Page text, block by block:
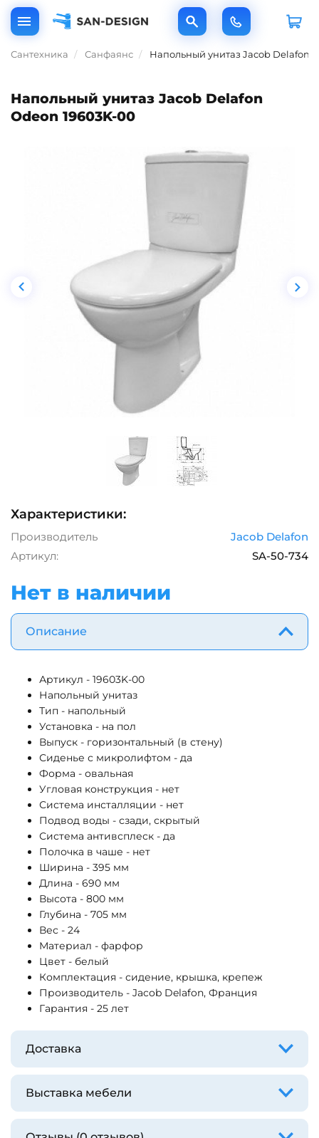
Сантехника Санфаянс Напольный унитаз Jacob Delafon
Напольный унитаз Jacob Delafon
Odeon 19603K-00
Характеристики:
Производитель
Jacob Delafon
Артикул:
SA-50-734
Нет в наличии
Описание
Артикул - 19603K-00
Напольный унитаз
Тип - напольный
Установка - на пол
Выпуск - горизонтальный (в стену)
Сиденье с микролифтом - да
Форма - овальная
Угловая конструкция - нет
Система инсталляции - нет
Подвод воды - сзади, скрытый
Система антивсплеск - да
Полочка в чаше - нет
Ширина - 395 мм
Длина - 690 мм
Высота - 800 мм
Глубина - 705 мм
Вес - 24
Материал - фарфор
Цвет - белый
Комплектация - сидение, крышка, крепеж
Производитель - Jacob Delafon, Франция
Гарантия - 25 лет
Доставка
Выставка мебели